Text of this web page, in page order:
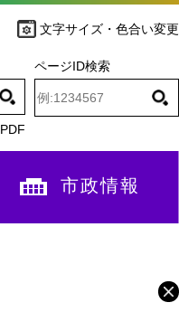
文字サイズ・色合い変更
PDF
ページID検索
市政情報